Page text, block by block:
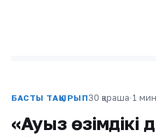
БАСТЫ ТАҚЫРЫП30 қараша·1 мин
«Ауыз өзімдікі